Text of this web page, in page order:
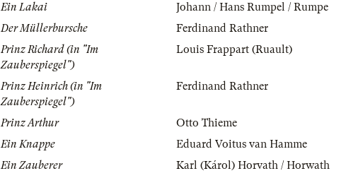
Ein Lakai
Johann / Hans Rumpel / Rumpe
Der Müllerbursche
Ferdinand Rathner
Prinz Richard (in "Im
Zauberspiegel")
Louis Frappart (Ruault)
Prinz Heinrich (in "Im
Zauberspiegel")
Ferdinand Rathner
Prinz Arthur
Otto Thieme
Ein Knappe
Eduard Voitus van Hamme
Ein Zauberer
Karl (Károl) Horvath / Horwath